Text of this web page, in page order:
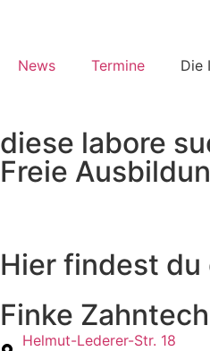
News Termine Die
diese labore
Freie
Hier findest
Finke
Helmut-Lederer-Str. 18